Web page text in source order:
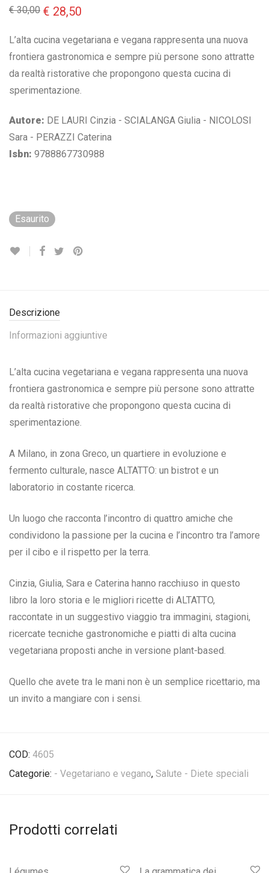
€30,00 Il
prezzo
era:
€ 30,00.
€ 28,50
è:
L’alta cucina vegetariana e vegana rappresenta una nuova
frontiera gastronomica e sempre più persone sono attratte
da realtà ristorative che propongono questa cucina di
sperimentazione.
Autore: DE LAURI Cinzia - SCIALANGA Giulia - NICOLOSI
Sara - PERAZZI Caterina
Isbn: 9788867730988
Esaurito
Descrizione
Informazioni aggiuntive
L’alta cucina vegetariana e vegana rappresenta una nuova
frontiera gastronomica e sempre più persone sono attratte
da realtà ristorative che propongono questa cucina di
sperimentazione.
A Milano, in zona Greco, un quartiere in evoluzione e
fermento culturale, nasce ALTATTO: un bistrot e un
laboratorio in costante ricerca.
Un luogo che racconta l’incontro di quattro amiche che
condividono la passione per la cucina e l’incontro tra l’amore
per il cibo e il rispetto per la terra.
Cinzia, Giulia, Sara e Caterina hanno racchiuso in questo
libro la loro storia e le migliori ricette di ALTATTO,
raccontate in un suggestivo viaggio tra immagini, stagioni,
ricercate tecniche gastronomiche e piatti di alta cucina
vegetariana proposti anche in versione plant-based.
Quello che avete tra le mani non è un semplice ricettario, ma
un invito a mangiare con i sensi.
COD: 4605
Categorie: - Vegetariano e vegano, Salute - Diete speciali
Prodotti correlati